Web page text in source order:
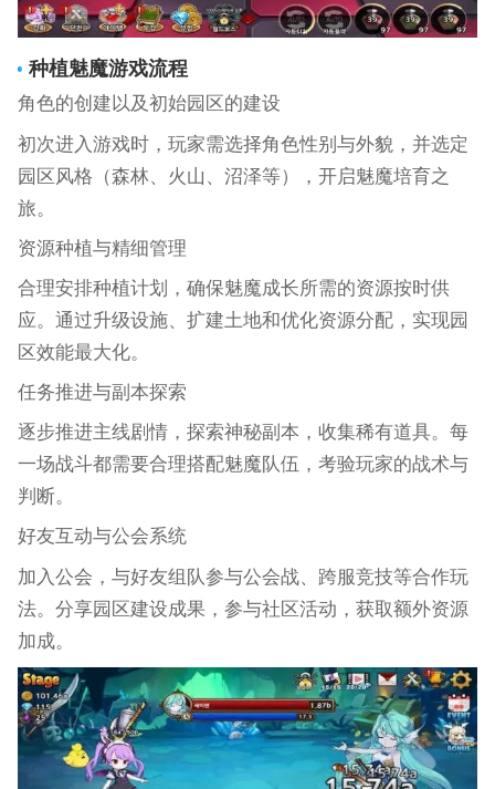
种植魅魔游戏流程
角色的创建以及初始园区的建设
初次进入游戏时，玩家需选择角色性别与外貌，并选定
园区风格（森林、火山、沼泽等），开启魅魔培育之
旅。
资源种植与精细管理
合理安排种植计划，确保魅魔成长所需的资源按时供
应。通过升级设施、扩建土地和优化资源分配，实现园
区效能最大化。
任务推进与副本探索
逐步推进主线剧情，探索神秘副本，收集稀有道具。每
一场战斗都需要合理搭配魅魔队伍，考验玩家的战术与
判断。
好友互动与公会系统
加入公会，与好友组队参与公会战、跨服竞技等合作玩
法。分享园区建设成果，参与社区活动，获取额外资源
加成。